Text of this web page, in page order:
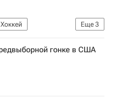
Еще3
Хоккей
2026 Амур
гонке в США